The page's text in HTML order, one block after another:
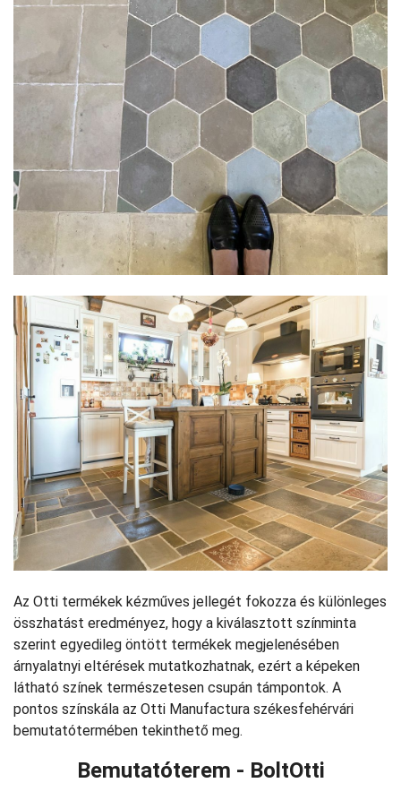
Az Otti termékek kézműves jellegét fokozza és különleges
összhatást eredményez, hogy a kiválasztott színminta
szerint egyedileg öntött termékek megjelenésében
árnyalatnyi eltérések mutatkozhatnak, ezért a képeken
látható színek természetesen csupán támpontok. A
pontos színskála az Otti Manufactura székesfehérvári
bemutatótermében tekinthető meg.
Bemutatóterem - BoltOtti